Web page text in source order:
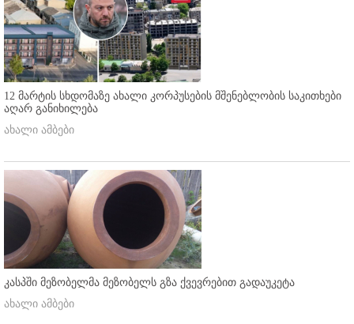
12 მარტის სხდომაზე ახალი კორპუსების მშენებლობის საკითხები
აღარ განიხილება
ახალი ამბები
კასპში მეზობელმა მეზობელს გზა ქვევრებით გადაუკეტა
ახალი ამბები